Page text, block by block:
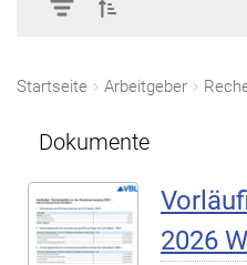
Startseite Arbeitgeber
Dokumente
2026